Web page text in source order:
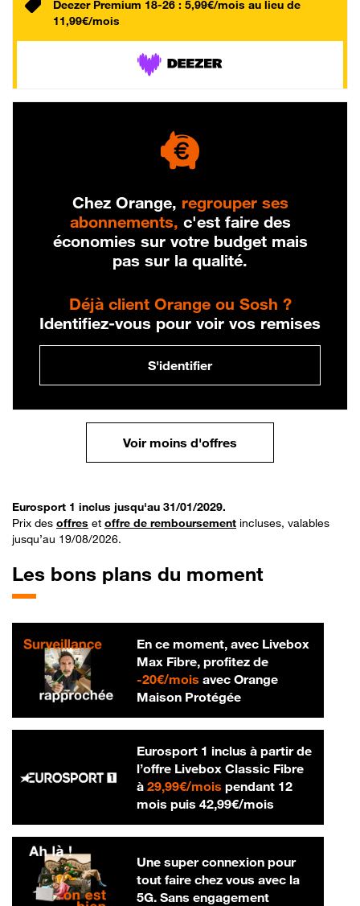
Deezer Premium 18-26 : 5,99€/mois au lieu de
11,99€/mois
Chez Orange, regrouper ses
abonnements, c'est faire des
économies sur votre budget mais
pas sur la qualité.
Déjà client Orange ou Sosh ?
Identifiez-vous pour voir vos remises
S'identifier
Voir moins d'offres
Eurosport 1 inclus jusqu'au 31/01/2029.
Prix des offres et offre de remboursement incluses, valables
jusqu’au 19/08/2026.
Les bons plans du moment
En ce moment, avec Livebox
Max Fibre, profitez de
-20€/mois20 € par mois
avec Orange
Maison Protégée
Eurosport 1 inclus à partir de
l’offre Livebox Classic Fibre
à 29,99€/mois29,99 € par mois
pendant 12
mois puis 42,99€/mois42,99 € par
Une super connexion pour
tout faire chez vous avec la
5G. Sans engagement